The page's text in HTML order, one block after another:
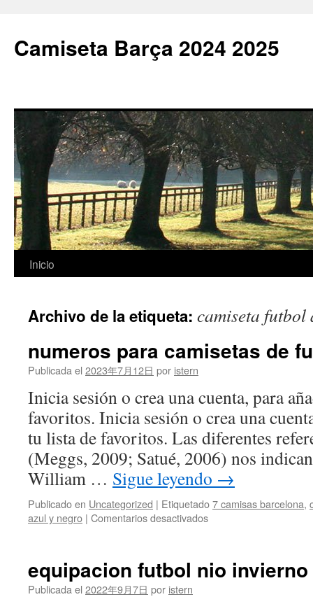
Camiseta Barça 2024 2025
Saltar
contenido
Inicio
Archivo de la etiqueta: camiseta futbol
numeros para camisetas de
Publicada el 2023年7月12日 por istern
Inicia sesión o crea una cuenta, para
favoritos. Inicia sesión o crea una
tu lista de favoritos. Las diferentes
(Meggs, 2009; Satué, 2006) nos
William … Sigue leyendo →
Publicado en Uncategorized | Etiquetado7 camisas barcelona,
azul y negro | Comentarios desactivadosen
de
equipacion futbol nio invierno
Publicada el 2022年9月7日 por istern